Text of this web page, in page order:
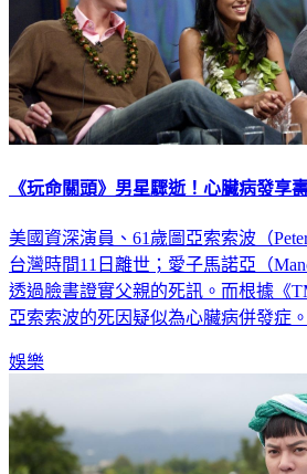
《玩命關頭》男星驟逝！心臟病發
美國資深演員、61歲圖亞索索波（
台灣時間11日離世；愛子馬諾亞（
透過臉書證實父親的死訊。而根據《
亞索索波的死因疑似為心臟病併發症。
娛樂